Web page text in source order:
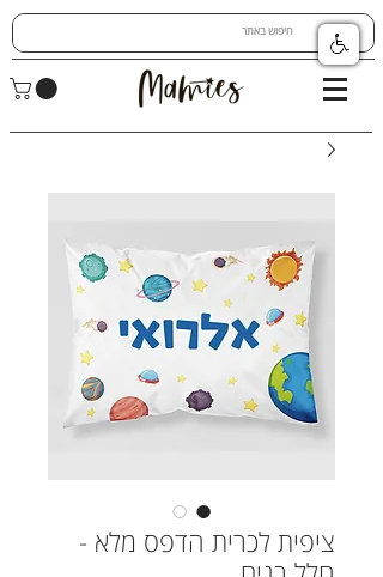
ציפית לכרית הדפס מלא -